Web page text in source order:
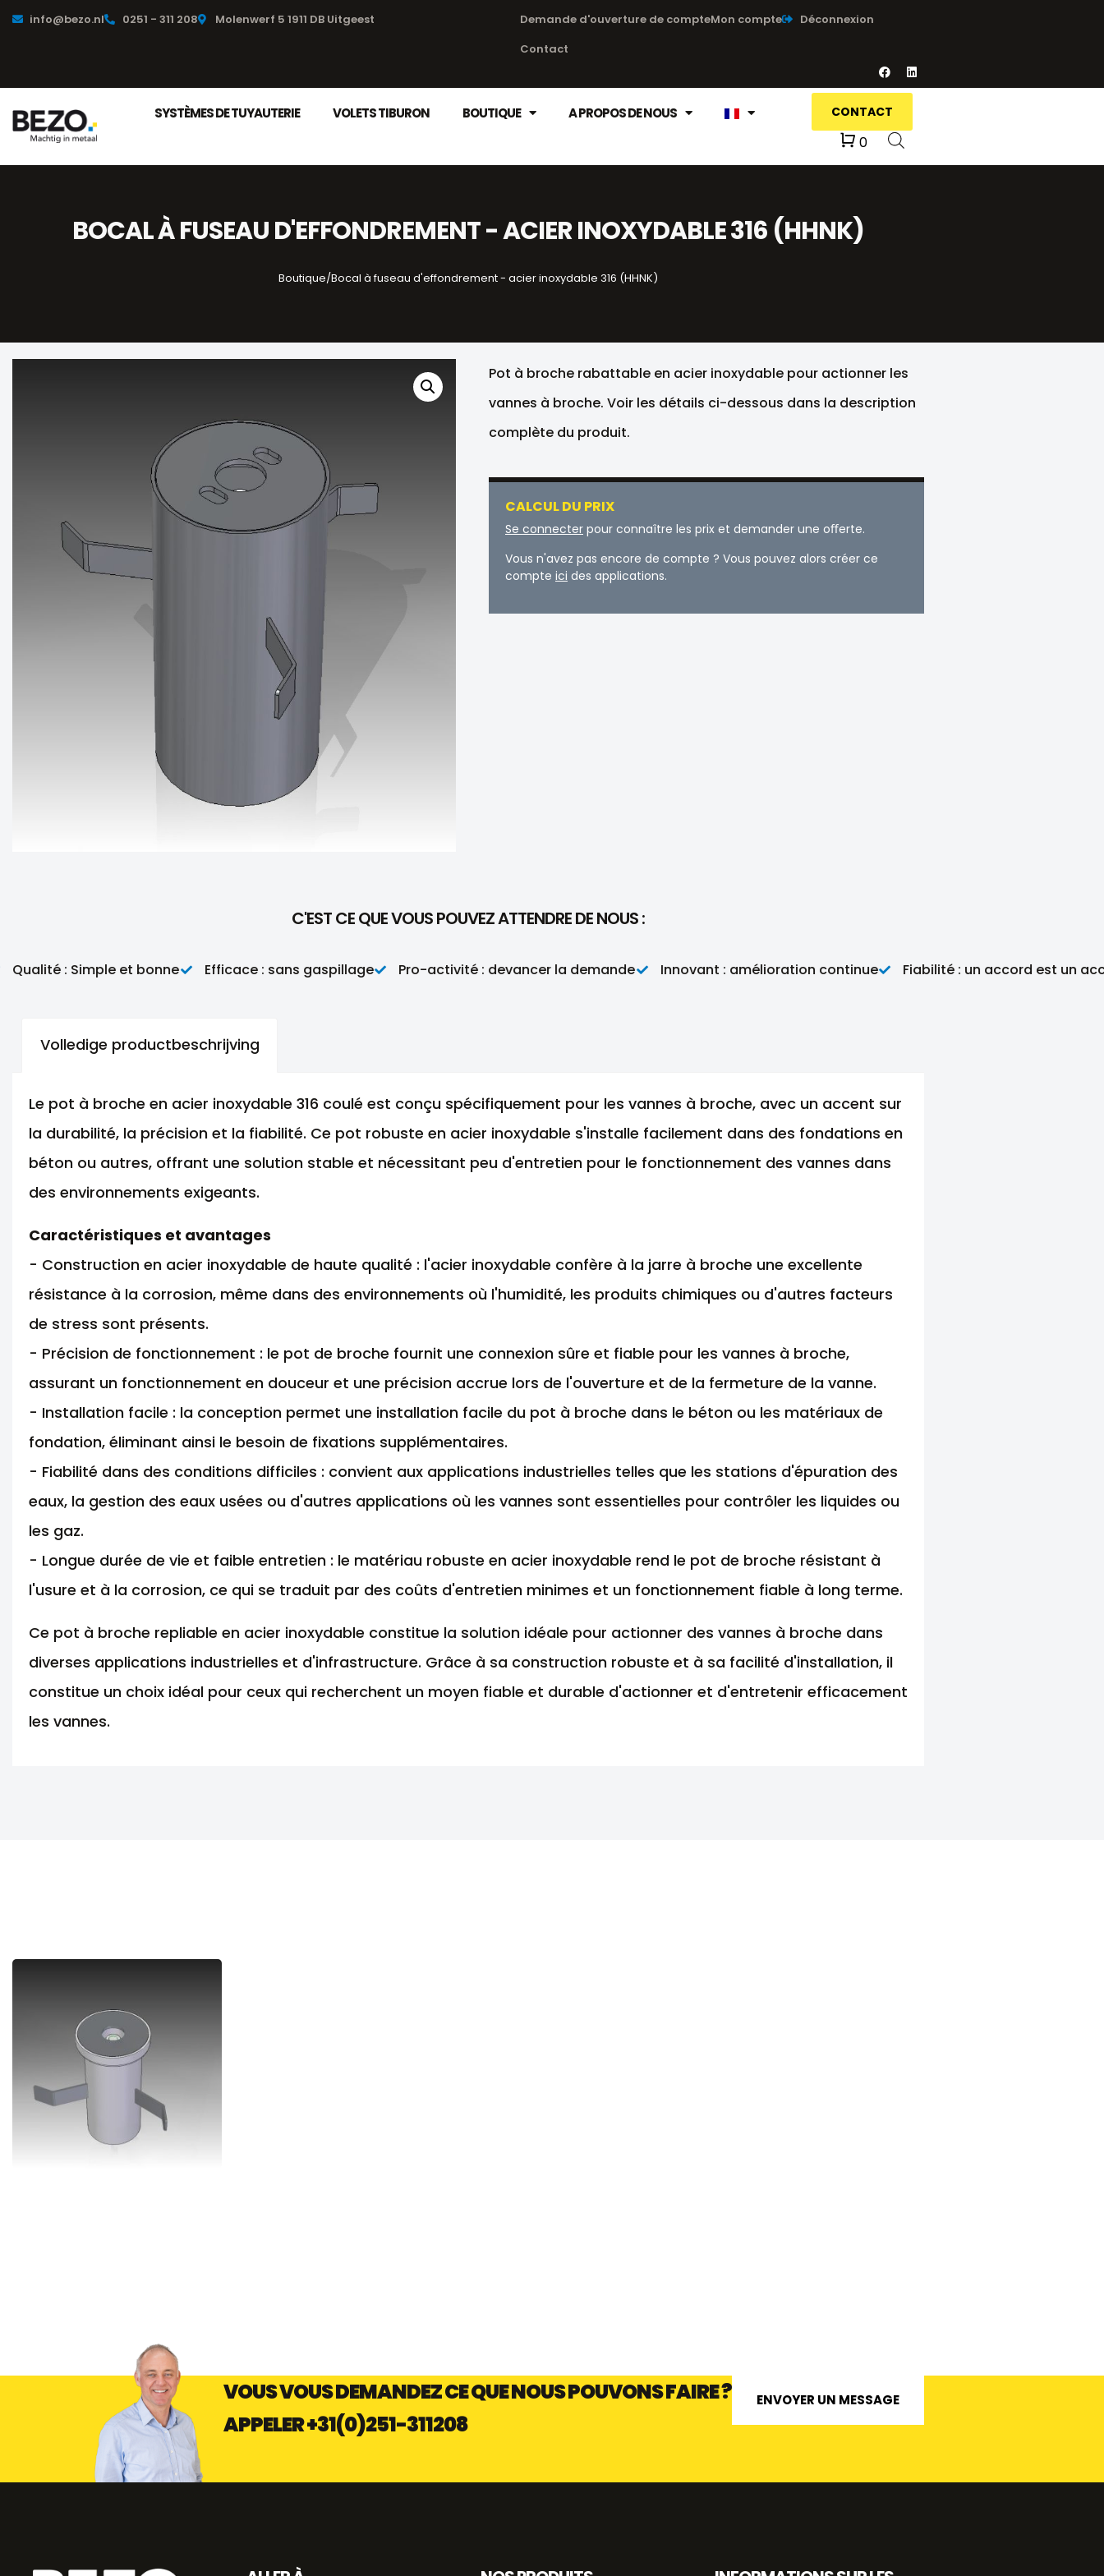
info@bezo.nl 0251 - 311 208 Molenwerf 5 1911 DB Uitgeest Demande d'ouverture de compteMon compte
Déconnexion
Contact
SYSTÈMES DE TUYAUTERIE VOLETS TIBURON BOUTIQUE A PROPOS DE NOUS CONTACT
Panier
0
BOCAL À FUSEAU D'EFFONDREMENT - ACIER INOXYDABLE 316 (HHNK)
Boutique/Bocal à fuseau d'effondrement - acier inoxydable 316 (HHNK)
Pot à broche rabattable en acier inoxydable pour actionner les
vannes à broche. Voir les détails ci-dessous dans la description
complète du produit.
CALCUL DU PRIX
Se connecter pour connaître les prix et demander une oﬀerte.
Vous n'avez pas encore de compte ? Vous pouvez alors créer ce
compte ici des applications.
C'EST CE QUE VOUS POUVEZ ATTENDRE DE NOUS :
: Simple et bonne Efficace : sans gaspillage Pro-activité : devancer la demande Innovant : amélioration continue Fiabilité : un accord est un
Volledige productbeschrijving
Le pot à broche en acier inoxydable 316 coulé est conçu spécifiquement pour les vannes à broche, avec un accent sur
la durabilité, la précision et la fiabilité. Ce pot robuste en acier inoxydable s'installe facilement dans des fondations en
béton ou autres, offrant une solution stable et nécessitant peu d'entretien pour le fonctionnement des vannes dans
des environnements exigeants.
Caractéristiques et avantages
- Construction en acier inoxydable de haute qualité : l'acier inoxydable confère à la jarre à broche une excellente
résistance à la corrosion, même dans des environnements où l'humidité, les produits chimiques ou d'autres facteurs
de stress sont présents.
- Précision de fonctionnement : le pot de broche fournit une connexion sûre et fiable pour les vannes à broche,
assurant un fonctionnement en douceur et une précision accrue lors de l'ouverture et de la fermeture de la vanne.
- Installation facile : la conception permet une installation facile du pot à broche dans le béton ou les matériaux de
fondation, éliminant ainsi le besoin de fixations supplémentaires.
- Fiabilité dans des conditions difficiles : convient aux applications industrielles telles que les stations d'épuration des
eaux, la gestion des eaux usées ou d'autres applications où les vannes sont essentielles pour contrôler les liquides ou
les gaz.
- Longue durée de vie et faible entretien : le matériau robuste en acier inoxydable rend le pot de broche résistant à
l'usure et à la corrosion, ce qui se traduit par des coûts d'entretien minimes et un fonctionnement fiable à long terme.
Ce pot à broche repliable en acier inoxydable constitue la solution idéale pour actionner des vannes à broche dans
diverses applications industrielles et d'infrastructure. Grâce à sa construction robuste et à sa facilité d'installation, il
constitue un choix idéal pour ceux qui recherchent un moyen fiable et durable d'actionner et d'entretenir efficacement
les vannes.
VOUS VOUS DEMANDEZ CE QUE NOUS POUVONS FAIRE ?
APPELER+31(0)251-311208
ENVOYER UN MESSAGE